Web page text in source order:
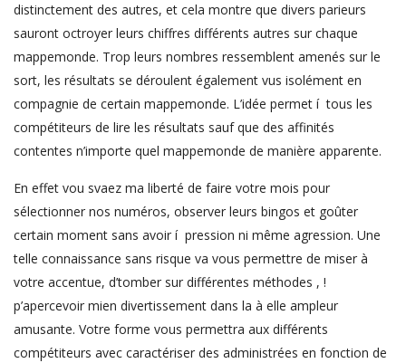
distinctement des autres, et cela montre que divers parieurs
sauront octroyer leurs chiffres différents autres sur chaque
mappemonde. Trop leurs nombres ressemblent amenés sur le
sort, les résultats se déroulent également vus isolément en
compagnie de certain mappemonde. L’idée permet í tous les
compétiteurs de lire les résultats sauf que des affinités
contentes n’importe quel mappemonde de manière apparente.
En effet vou svaez ma liberté de faire votre mois pour
sélectionner nos numéros, observer leurs bingos et goûter
certain moment sans avoir í pression ni même agression. Une
telle connaissance sans risque va vous permettre de miser à
votre accentue, d’tomber sur différentes méthodes , !
p’apercevoir mien divertissement dans la à elle ampleur
amusante. Votre forme vous permettra aux différents
compétiteurs avec caractériser des administrées en fonction de